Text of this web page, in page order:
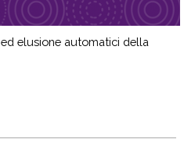
elusione automatici della